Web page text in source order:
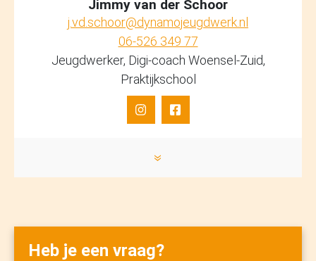
Jimmy van der Schoor
j.vd.schoor@dynamojeugdwerk.nl
06-526 349 77
Jeugdwerker, Digi-coach Woensel-Zuid,
Praktijkschool
»
Heb je een vraag?